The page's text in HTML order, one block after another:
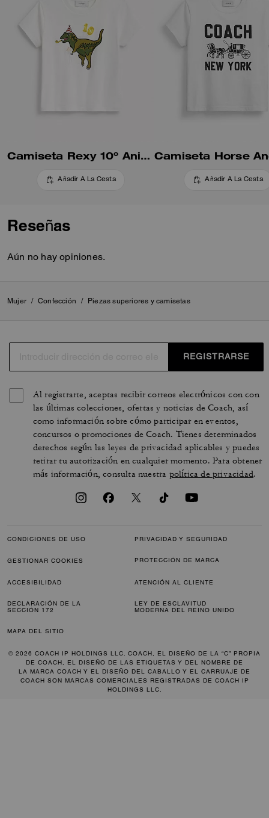
presenta un pulpo juguetón que
Coach. El cuello redondo se
detalla con letras en relieve tipo
Camiseta Rexy 10º Aniversario Estilo 90 en Algodón Orgánico
Añadir A La Cesta Añadir A La Cesta
Reseñas
Aún no hay opiniones.
Mujer / Confección / Piezas superiores y camisetas
REGISTRARSE
Al registrarte, aceptas recibir correos electrónicos con con
las últimas colecciones, ofertas y noticias de Coach, así
como información sobre cómo participar en eventos,
concursos o promociones de Coach. Tienes determinados
derechos según las leyes de privacidad aplicables y puedes
retirar tu autorización en cualquier momento. Para obtener
más información, consulta nuestra política de privacidad.
CONDICIONES DE USO PRIVACIDAD Y SEGURIDAD
GESTIONAR COOKIES PROTECCIÓN DE MARCA
ACCESIBILIDAD ATENCIÓN AL CLIENTE
DECLARACIÓN DE LA
SECCIÓN 172
LEY DE ESCLAVITUD
MODERNA DEL REINO UNIDO
MAPA DEL SITIO
© 2026 COACH IP HOLDINGS LLC. COACH, EL DISEÑO DE LA “C” PROPIA
DE COACH, EL DISEÑO DE LAS ETIQUETAS Y DEL NOMBRE DE
LA MARCA COACH Y EL DISEÑO DEL CABALLO Y EL CARRUAJE DE
COACH SON MARCAS COMERCIALES REGISTRADAS DE COACH IP
HOLDINGS LLC.